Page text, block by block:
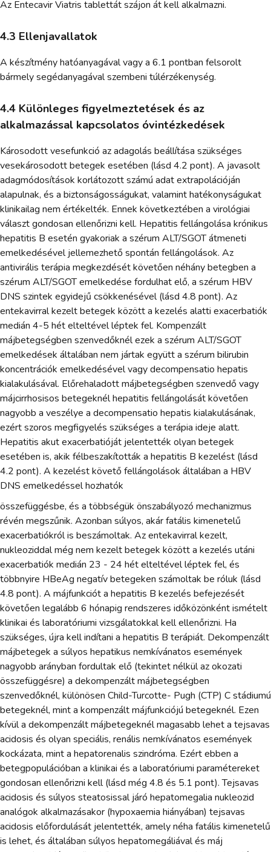
Az Entecavir Viatris tablettát szájon át kell alkalmazni.
4.3 Ellenjavallatok
A készítmény hatóanyagával vagy a 6.1 pontban felsorolt
bármely segédanyagával szembeni túlérzékenység.
4.4 Különleges figyelmeztetések és az
alkalmazással kapcsolatos óvintézkedések
Károsodott vesefunkció az adagolás beállítása szükséges
vesekárosodott betegek esetében (lásd 4.2 pont). A javasolt
adagmódosítások korlátozott számú adat extrapolációján
alapulnak, és a biztonságosságukat, valamint hatékonyságukat
klinikailag nem értékelték. Ennek következtében a virológiai
választ gondosan ellenőrizni kell. Hepatitis fellángolása krónikus
hepatitis B esetén gyakoriak a szérum ALT/SGOT átmeneti
emelkedésével jellemezhető spontán fellángolások. Az
antivirális terápia megkezdését követően néhány betegben a
szérum ALT/SGOT emelkedése fordulhat elő, a szérum HBV
DNS szintek egyidejű csökkenésével (lásd 4.8 pont). Az
entekavirral kezelt betegek között a kezelés alatti exacerbatiók
medián 4-5 hét elteltével léptek fel. Kompenzált
májbetegségben szenvedőknél ezek a szérum ALT/SGOT
emelkedések általában nem jártak együtt a szérum bilirubin
koncentrációk emelkedésével vagy decompensatio hepatis
kialakulásával. Előrehaladott májbetegségben szenvedő vagy
májcirrhosisos betegeknél hepatitis fellángolását követően
nagyobb a veszélye a decompensatio hepatis kialakulásának,
ezért szoros megfigyelés szükséges a terápia ideje alatt.
Hepatitis akut exacerbatióját jelentették olyan betegek
esetében is, akik félbeszakították a hepatitis B kezelést (lásd
4.2 pont). A kezelést követő fellángolások általában a HBV
DNS emelkedéssel hozhatók
összefüggésbe, és a többségük önszabályozó mechanizmus
révén megszűnik. Azonban súlyos, akár fatális kimenetelű
exacerbatiókról is beszámoltak. Az entekavirral kezelt,
nukleoziddal még nem kezelt betegek között a kezelés utáni
exacerbatiók medián 23 - 24 hét elteltével léptek fel, és
többnyire HBeAg negatív betegeken számoltak be róluk (lásd
4.8 pont). A májfunkciót a hepatitis B kezelés befejezését
követően legalább 6 hónapig rendszeres időközönként ismételt
klinikai és laboratóriumi vizsgálatokkal kell ellenőrizni. Ha
szükséges, újra kell indítani a hepatitis B terápiát. Dekompenzált
májbetegek a súlyos hepatikus nemkívánatos események
nagyobb arányban fordultak elő (tekintet nélkül az okozati
összefüggésre) a dekompenzált májbetegségben
szenvedőknél, különösen Child-Turcotte- Pugh (CTP) C stádiumú
betegeknél, mint a kompenzált májfunkciójú betegeknél. Ezen
kívül a dekompenzált májbetegeknél magasabb lehet a tejsavas
acidosis és olyan speciális, renális nemkívánatos események
kockázata, mint a hepatorenalis szindróma. Ezért ebben a
betegpopulációban a klinikai és a laboratóriumi paramétereket
gondosan ellenőrizni kell (lásd még 4.8 és 5.1 pont). Tejsavas
acidosis és súlyos steatosissal járó hepatomegalia nukleozid
analógok alkalmazásakor (hypoxaemia hiányában) tejsavas
acidosis előfordulását jelentették, amely néha fatális kimenetelű
is lehet, és általában súlyos hepatomegáliával és máj